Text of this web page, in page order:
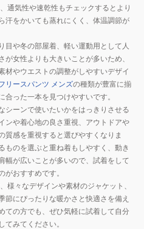
通気性や速乾性もチェックするとより
汗をかいても蒸れにくく、体温調節が
目や冬の部屋着、軽い運動用として人
女性よりも大きいことが多いため、
材やウエストの調整がしやすいデザイ
リースパンツ メンズの種類が豊富に揃
った一本を見つけやすいです。
シーンで使いたいかをはっきりさせる
ンや着心地の良さ重視、アウトドアや
質感を重視すると選びやすくなりま
ものを選ぶと重ね着もしやすく、動き
幅が広いことが多いので、試着をして
おすすめです。
様々なデザインや素材のジャケット、
にぴったりな暖かさと快適さを備え
ての方でも、ぜひ気軽に試着して自分
みてください。